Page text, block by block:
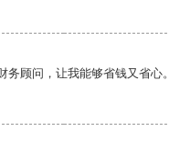
务顾问，让我能够省钱又省心。